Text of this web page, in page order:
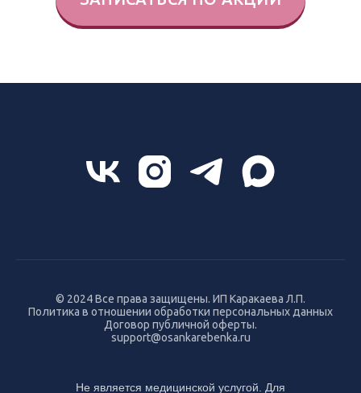
© 2024 Все права защищены. ИП Каракаева Л.П.
Политика в отношении обработки персональных данных
Договор публичной оферты.
support@osankarebenka.ru
Не является медицинской услугой. Для